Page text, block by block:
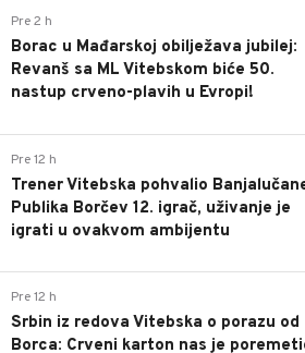
Pre 2 h
Borac u Mađarskoj obilježava jubilej:
Revanš sa ML Vitebskom biće 50.
nastup crveno-plavih u Evropi!
Pre 12 h
Trener Vitebska pohvalio
Publika Borčev 12. igrač, uživanje je
igrati u ovakvom ambijentu
Pre 12 h
Srbin iz redova Vitebska o porazu od
Borca: Crveni karton nas je